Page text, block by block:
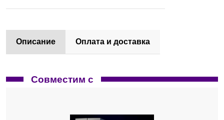
Описание Оплата и доставка
Совместим с